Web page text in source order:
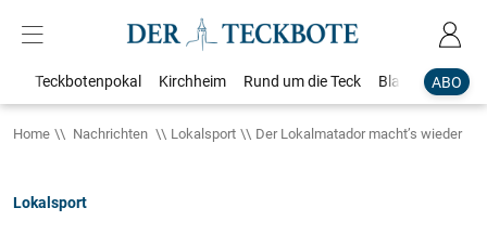
ABO
Teckbotenpokal Kirchheim Rund um die Teck Blaulicht
Home Nachrichten Lokalsport Der Lokalmatador macht’s wieder
Lokalsport